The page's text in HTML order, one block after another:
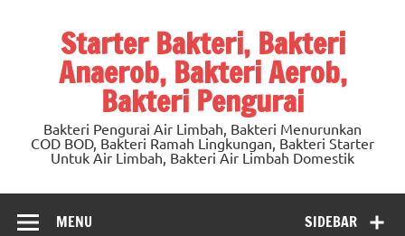
Starter Bakteri, Bakteri
Anaerob, Bakteri Aerob,
Bakteri Pengurai
Bakteri Pengurai Air Limbah, Bakteri Menurunkan
COD BOD, Bakteri Ramah Lingkungan, Bakteri Starter
Untuk Air Limbah, Bakteri Air Limbah Domestik
SIDEBAR
MENU